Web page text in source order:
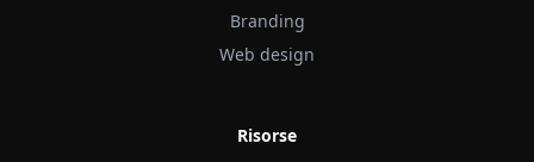
Branding
Web design
Risorse